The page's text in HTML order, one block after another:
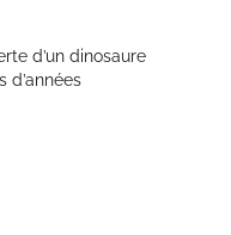
d’un dinosaure
d’années